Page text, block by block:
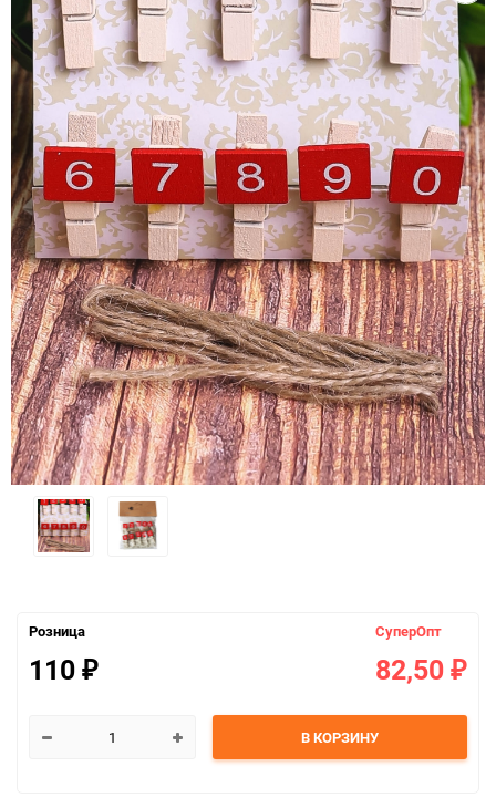
Розница
110 ₽
СуперОпт
82,50 ₽
В КОРЗИНУ